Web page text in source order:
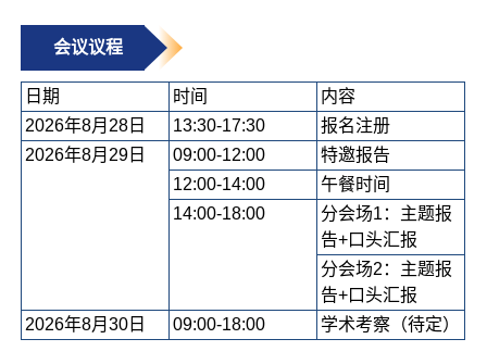
会议议程
日期 时间
内容
2026年8月28日
13:30-17:30
报名注册
2026年8月29日
09:00-12:00
特邀报告
12:00-14:00
午餐时间
14:00-18:00
分会场1：主题报
告+口头汇报
分会场2：主题报
告+口头汇报
2026年8月30日
09:00-18:00 学术考察（待定）